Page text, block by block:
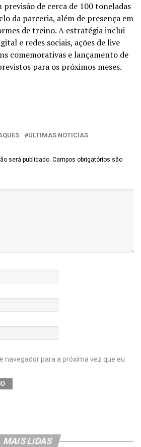
de cerca de 100 toneladas
da parceria, além de presença em
de treino. A estratégia inclui
e redes sociais, ações delive
comemorativas e lançamento de
para os próximos meses.
ÚLTIMAS NOTÍCIAS
será publicado. Campos obrigatórios são
navegador para a próxima vez que eu
MAIS LIDAS